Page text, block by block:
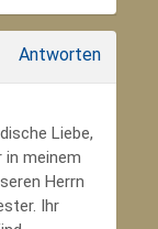
Antworten
Liebe,
meinem
Herrn
Ihr